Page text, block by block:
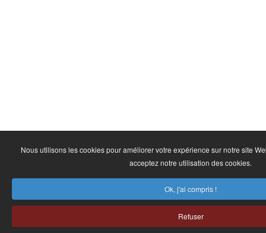
Nous utilisons les cookies pour améliorer votre expérience sur notre site
acceptez notre utilisation des cookies.
Ok, j'ai compris !
Refuser